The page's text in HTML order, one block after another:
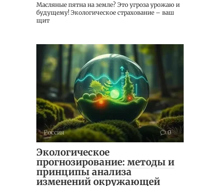
Масляные пятна на земле? Это угроза урожаю и
будущему! Экологическое страхование – ваш
щит
Россия 0
Экологическое
прогнозирование: методы и
принципы анализа
изменений окружающей